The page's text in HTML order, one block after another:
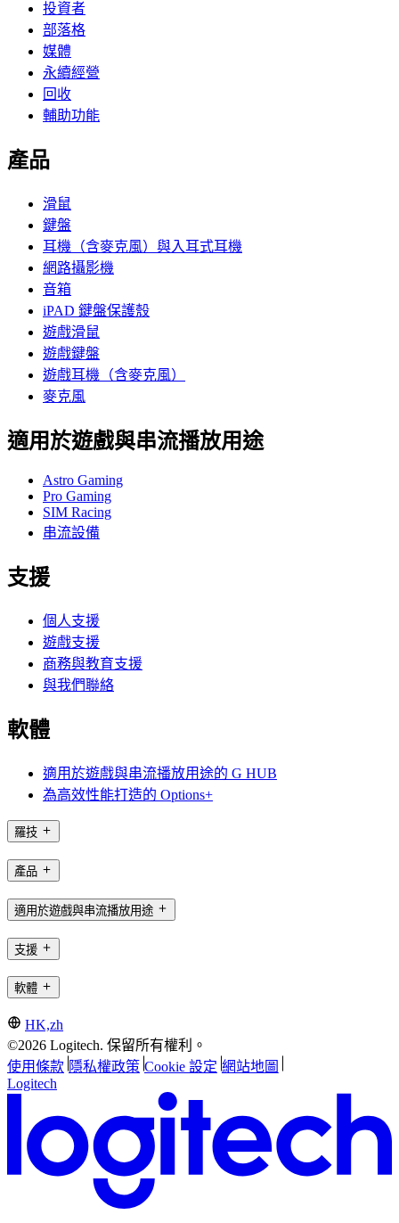
投資者
部落格
媒體
永續經營
回收
輔助功能
產品
滑鼠
鍵盤
耳機（含麥克風）與入耳式耳機
網路攝影機
音箱
iPAD 鍵盤保護殼
遊戲滑鼠
遊戲鍵盤
遊戲耳機（含麥克風）
麥克風
適用於遊戲與串流播放用途
Astro Gaming
Pro Gaming
SIM Racing
串流設備
支援
個人支援
遊戲支援
商務與教育支援
與我們聯絡
軟體
適用於遊戲與串流播放用途的 G HUB
為高效性能打造的 Options+
羅技
產品
適用於遊戲與串流播放用途
支援
軟體
HK,zh
©2026 Logitech. 保留所有權利。
使用條款 隱私權政策 Cookie 設定 網站地圖
Logitech